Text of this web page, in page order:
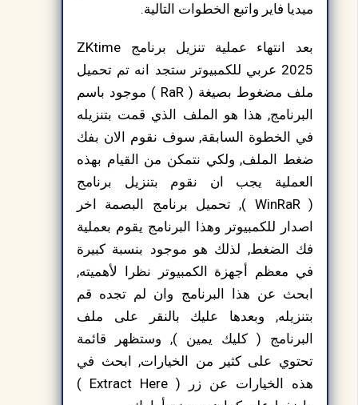
ميديا فاير واتبع الخطوات التالية.
بعد انتهاء عملية تنزيل برنامج ZKtime
2025 عربي للكمبيوتر ستجد انه تم تحميل
ملف مضغوط بصيغة ( RaR ) موجود باسم
البرنامج, هذا هو الملف الذي قمت بتنزيله
في الخطوة السابقة, سوف نقوم الان بفك
ضغط الملف, ولكي نتمكن من القيام بهذه
العملية يجب ان نقوم بتنزيل برنامج
( WinRaR ), تحميل برنامج البصمة اخر
اصدار للكمبيوتر وهذا البرنامج يقوم بعملية
فك الضغط, لذلك هو موجود بنسبة كبيرة
في معظم أجهزة الكمبيوتر نظرا لأهميته,
ابحث عن هذا البرنامج وان لم تجده قم
بتنزيله, وبعدها عليك بالنقر على ملف
البرنامج ( كليك يمين ), وستظهر قائمة
تحتوي على كثير من الخيارات, ابحث في
هذه الخيارات عن زر ( Extract Here )